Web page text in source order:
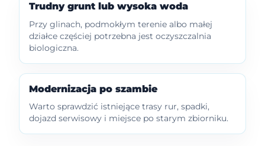
Trudny grunt lub wysoka woda
Przy glinach, podmokłym terenie albo małej
działce częściej potrzebna jest oczyszczalnia
biologiczna.
Modernizacja po szambie
Warto sprawdzić istniejące trasy rur, spadki,
dojazd serwisowy i miejsce po starym zbiorniku.